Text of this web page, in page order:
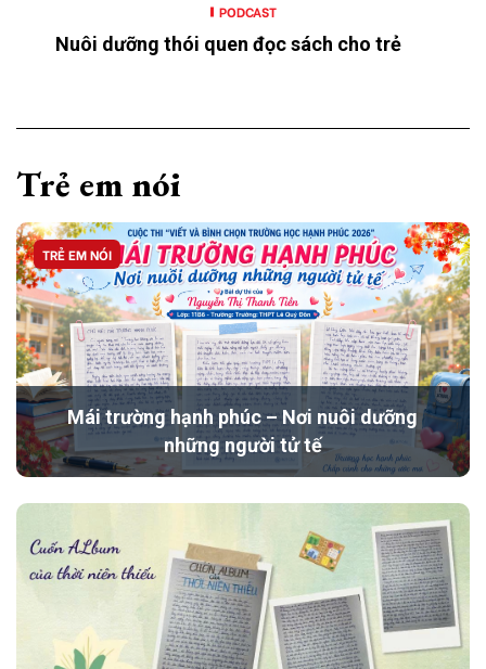
PODCAST
Nuôi dưỡng thói quen đọc sách cho trẻ
Trẻ em nói
TRẺ EM NÓI
Mái trường hạnh phúc – Nơi nuôi dưỡng
những người tử tế